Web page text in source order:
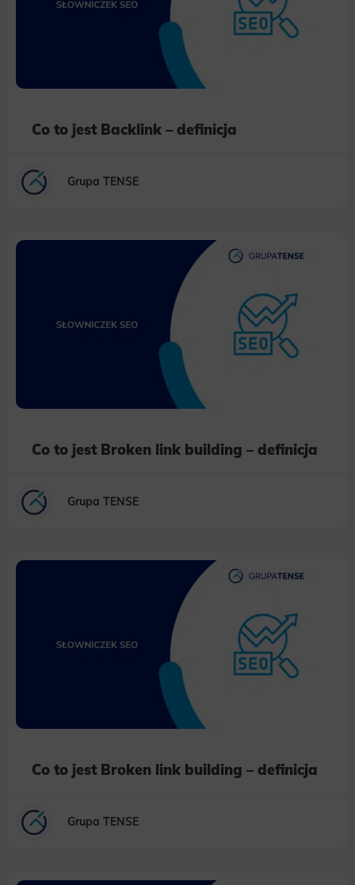
Co to jest Backlink – definicja
Grupa TENSE
Co to jest Broken link building – definicja
Grupa TENSE
Co to jest Broken link building – definicja
Grupa TENSE